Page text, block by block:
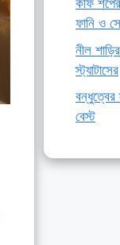
কফি
ফানি ও
নীল
স্ট্যাটাসের
বেস্ট